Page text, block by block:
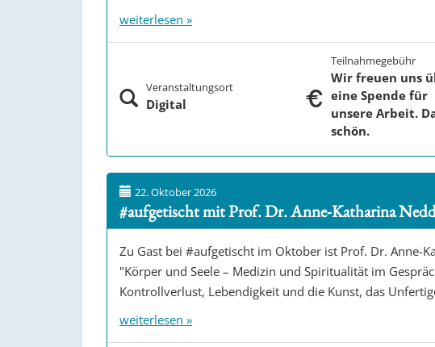
weiterlesen »
Veranstaltungsort
Digital
Teilnahmegebühr
Wir freuen uns
eine Spende für
unsere Arbeit.
schön.
22. Oktober 2026
#aufgetischt mit Prof. Dr. Anne-Katharina
Zu Gast bei #aufgetischt im Oktober ist Prof. Dr. Anne-
"Körper und Seele – Medizin und Spiritualität im
Kontrollverlust, Lebendigkeit und die Kunst, das
weiterlesen »